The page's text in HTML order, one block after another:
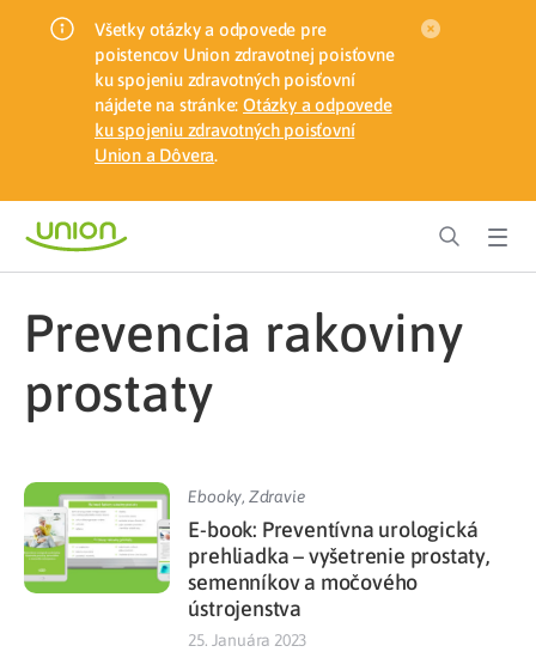
Všetky otázky a odpovede pre
poistencov Union zdravotnej poisťovne
ku spojeniu zdravotných poisťovní
nájdete na stránke: Otázky a odpovede
ku spojeniu zdravotných poisťovní
Union a Dôvera.
prevencia rakoviny
prostaty
Ebooky, Zdravie
E-book: Preventívna urologická
prehliadka – vyšetrenie prostaty,
semenníkov a močového
ústrojenstva
25. Januára 2023